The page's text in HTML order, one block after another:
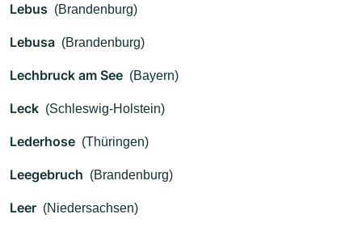
Lebus (Brandenburg)
Lebusa (Brandenburg)
Lechbruck am See (Bayern)
Leck (Schleswig-Holstein)
Lederhose (Thüringen)
Leegebruch (Brandenburg)
Leer (Niedersachsen)